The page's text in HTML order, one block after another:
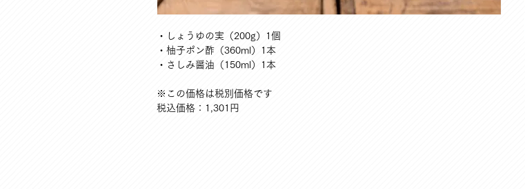
・しょうゆの実（200g）1個
・柚子ポン酢（360ml）1本
・さしみ醤油（150ml）1本
※この価格は税別価格です
税込価格：1,301円